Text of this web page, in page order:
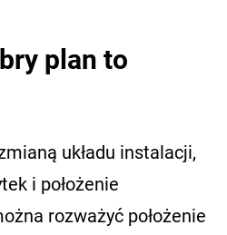
plan to
układu instalacji,
i położenie
rozważyć położenie